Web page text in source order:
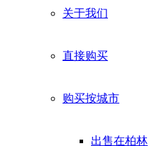
关于我们
直接购买
购买按城市
出售在柏林